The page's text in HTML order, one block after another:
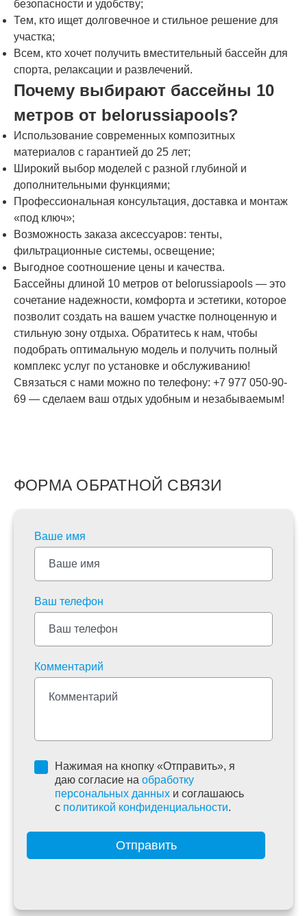
безопасности и удобству;
Тем, кто ищет долговечное и стильное решение для
участка;
Всем, кто хочет получить вместительный бассейн для
спорта, релаксации и развлечений.
Почему выбирают бассейны 10
метров от belorussiapools?
Использование современных композитных
материалов с гарантией до 25 лет;
Широкий выбор моделей с разной глубиной и
дополнительными функциями;
Профессиональная консультация, доставка и монтаж
«под ключ»;
Возможность заказа аксессуаров: тенты,
фильтрационные системы, освещение;
Выгодное соотношение цены и качества.
Бассейны длиной 10 метров от belorussiapools — это
сочетание надежности, комфорта и эстетики, которое
позволит создать на вашем участке полноценную и
стильную зону отдыха. Обратитесь к нам, чтобы
подобрать оптимальную модель и получить полный
комплекс услуг по установке и обслуживанию!
Связаться с нами можно по телефону: +7 977 050-90-
69 — сделаем ваш отдых удобным и незабываемым!
ФОРМА ОБРАТНОЙ СВЯЗИ
Ваше имя
Ваш телефон
Комментарий
Нажимая на кнопку «Отправить», я
даю согласие на обработку
персональных данных и соглашаюсь
c политикой конфиденциальности.
Отправить